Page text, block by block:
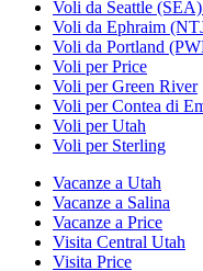
Voli da Seattle
Voli da Ephraim
Voli da Portland
Voli per Price
Voli per Green River
Voli per Contea di
Voli per Utah
Voli per Sterling
Vacanze a Utah
Vacanze a Salina
Vacanze a Price
Visita Central Utah
Visita Price